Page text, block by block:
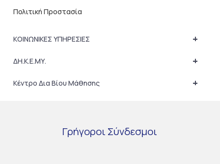
Πολιτική Προστασία
+
ΚΟΙΝΩΝΙΚΕΣ ΥΠΗΡΕΣΙΕΣ
+
ΔΗ.Κ.Ε.ΜΥ.
+
Κέντρο Δια Βίου Μάθησης
Γρήγοροι Σύνδεσμοι